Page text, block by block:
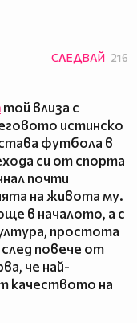
СЛЕДВАЙ 216
той влиза с
истинско
футбола в
си от спорта
почти
на живота му.
в началото, а с
простота
повече от
че най-
качеството на